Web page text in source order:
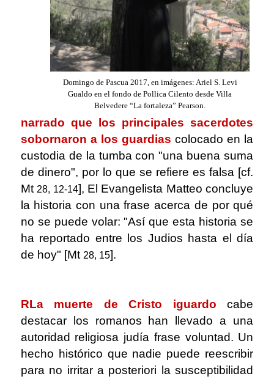
Domingo de Pascua 2017, en imágenes: Ariel S. Levi
Gualdo en el fondo de Pollica Cilento desde Villa
Belvedere “La fortaleza” Pearson.
narrado que los principales sacerdotes
sobornaron a los guardias colocado en la
custodia de la tumba con "una buena suma
de dinero", por lo que se refiere es falsa [cf.
Mt 28, 12-14], El Evangelista Matteo concluye
la historia con una frase acerca de por qué
no se puede volar: "Así que esta historia se
ha reportado entre los Judios hasta el día
de hoy" [Mt 28, 15].
RLa muerte de Cristo iguardo
cabe
destacarlos romanos han llevado a una
autoridad religiosa judía frase voluntad. Un
hecho histórico que nadie puede reescribir
para no irritar a posteriori la susceptibilidad